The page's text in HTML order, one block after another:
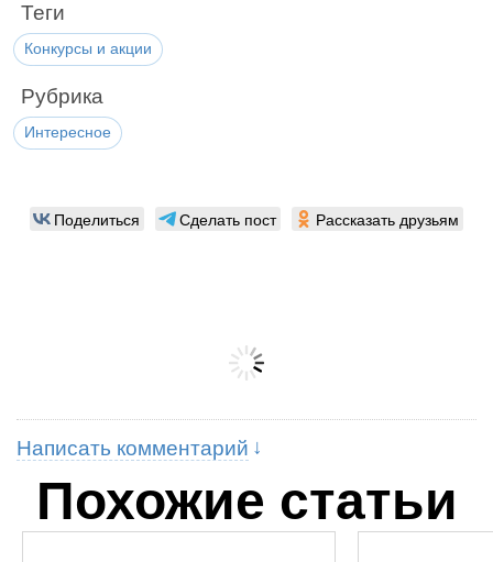
Теги
Конкурсы и акции
Рубрика
Интересное
Поделиться Сделать пост Рассказать друзьям
Написать комментарий
Похожие статьи